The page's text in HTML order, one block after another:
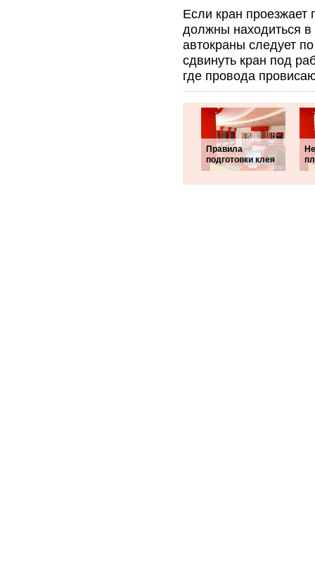
Если кран
должны находиться в
автокраны следует
сдвинуть кран под
где провода
Правила
подготовки клея